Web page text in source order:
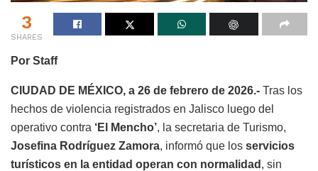
3
SHARES
Por Staff
CIUDAD DE MÉXICO, a 26 de febrero de 2026.- Tras los
hechos de violencia registrados en Jalisco luego del
operativo contra ‘El Mencho’, la secretaria de Turismo,
Josefina Rodríguez Zamora, informó que los servicios
turísticos en la entidad operan con normalidad , sin